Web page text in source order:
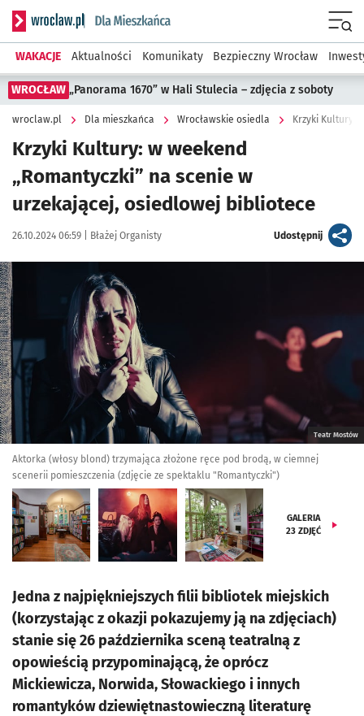
Serwis informacyjny wroclaw.pl podserwis: Dla mieszkańca
WAKACJE Aktualności Komunikaty Bezpieczny Wrocław
WROCŁAW „Panorama 1670” w Hali Stulecia – zdjęcia z soboty
wroclaw.pl Dla mieszkańca Wrocławskie osiedla
Krzyki Kultury: w weekend
„Romantyczki” na scenie w
urzekającej, osiedlowej bibliotece
Data publikacji:
26.10.2024 06:59 | Autor:
Błażej Organisty Udostępnijartykuł
Kliknij, aby zobaczyć galerię
Teatr Mostów
Aktorka (włosy blond) trzymająca złożone ręce pod brodą, w ciemnej
scenerii pomieszczenia (zdjęcie ze spektaklu "Romantyczki")
GALERIA
23 ZDJĘĆ
Jedna z najpiękniejszych filii bibliotek miejskich
(korzystając z okazji pokazujemy ją na zdjęciach)
stanie się 26 października sceną teatralną z
opowieścią przypominającą, że oprócz
Mickiewicza, Norwida, Słowackiego i innych
romantyków dziewiętnastowieczną literaturę